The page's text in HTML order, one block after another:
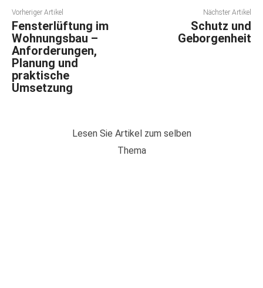
Vorheriger Artikel
Fensterlüftung im
Wohnungsbau –
Anforderungen,
Planung und
praktische
Umsetzung
Nächster Artikel
Schutz und
Geborgenheit
Lesen Sie Artikel zum selben
Thema